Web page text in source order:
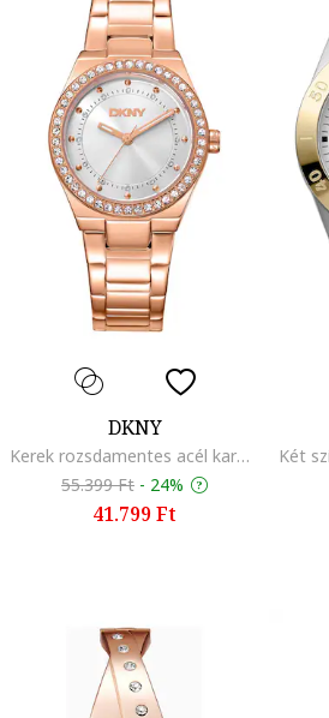
DKNY
Kerek rozsdamentes acél karóra kristályokkal, Rózsaarany
55.399 Ft - 24%
41.799 Ft